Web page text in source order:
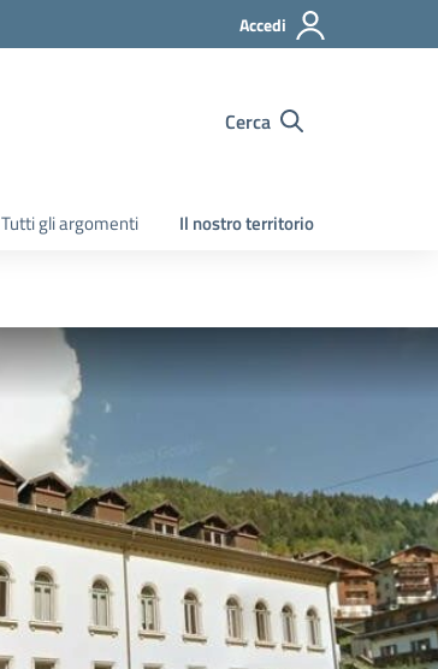
Accedi
Cerca
Tutti gli argomenti Il nostro territorio